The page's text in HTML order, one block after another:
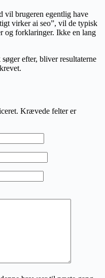
vil brugeren egentlig have
virker ai seo”, vil de typisk
og forklaringer. Ikke en lang
efter, bliver resultaterne
Krævede felter er